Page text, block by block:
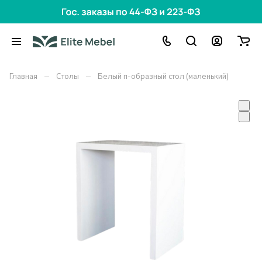
Главная – Столы – Белый п-образный стол (маленький)